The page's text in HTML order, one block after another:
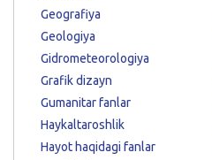
Geografiya
Geologiya
Gidrometeorologiya
Grafik dizayn
Gumanitar fanlar
Haykaltaroshlik
Hayot haqidagi fanlar